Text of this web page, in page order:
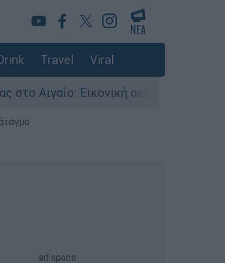
Travel Viral
Εικονική αερομαχία ανάμεσα σε